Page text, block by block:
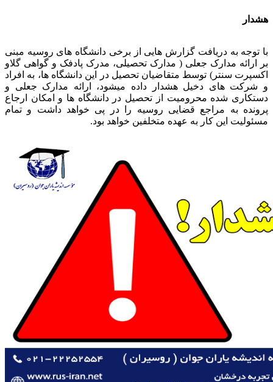
هشدار
با توجه به دریافت گزارش هایی از برخی دانشگاه های روسیه مبنی
بر ارائه مدارک جعلی ( مدارک تحصیلی، مدرک پادفک و گواهی گلاو
اکسپرت سنتر) توسط متقاضیان تحصیل در این دانشگاه ها، به افراد
و شرکت های دخیل هشدار داده میشود، ارائه مدارک جعلی و
دستکاری شده محرومیت از تحصیل در دانشگاه ها و امکان ارجاع
پرونده به مراجع قضایی روسیه را در پی خواهد داشت و تمام
مسئولیت این کار به عهده متخلفین خواهد بود.